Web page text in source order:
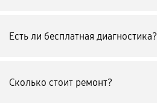
Есть ли бесплатная диагностика?
Сколько стоит ремонт?